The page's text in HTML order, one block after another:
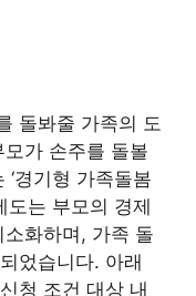
돌봐줄 가족의 도
가 손주를 돌볼
경기형 가족돌봄
도는 부모의 경제
화하며, 가족 돌
었습니다. 아래
청 조건 대상 내